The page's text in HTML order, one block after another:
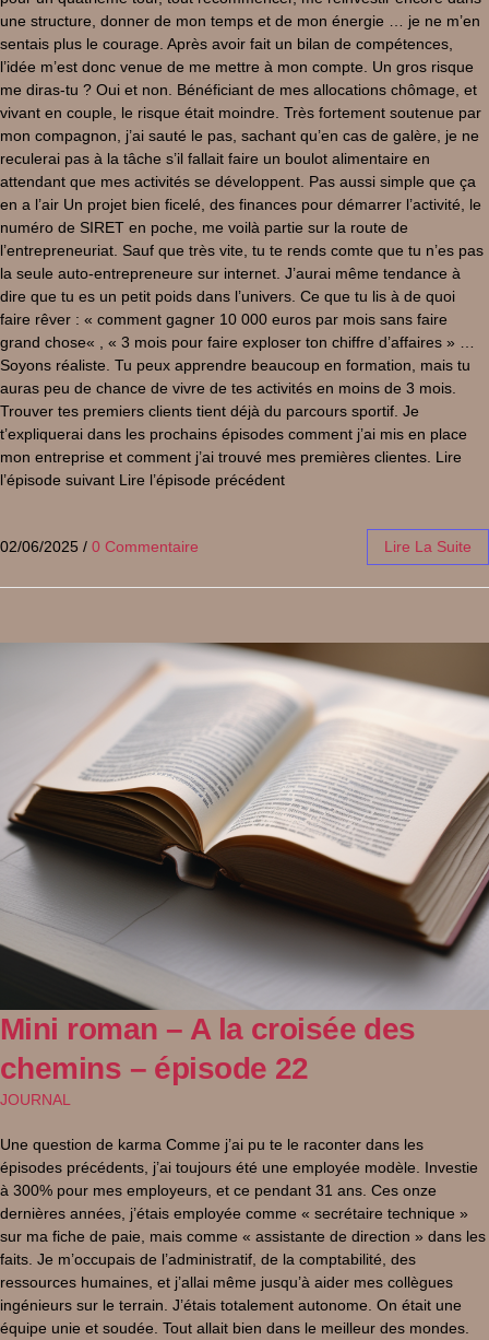
une structure, donner de mon temps et de mon énergie … je ne m’en
sentais plus le courage. Après avoir fait un bilan de compétences,
l’idée m’est donc venue de me mettre à mon compte. Un gros risque
me diras-tu ? Oui et non. Bénéficiant de mes allocations chômage, et
vivant en couple, le risque était moindre. Très fortement soutenue par
mon compagnon, j’ai sauté le pas, sachant qu’en cas de galère, je ne
reculerai pas à la tâche s’il fallait faire un boulot alimentaire en
attendant que mes activités se développent. Pas aussi simple que ça
en a l’air Un projet bien ficelé, des finances pour démarrer l’activité, le
numéro de SIRET en poche, me voilà partie sur la route de
l’entrepreneuriat. Sauf que très vite, tu te rends comte que tu n’es pas
la seule auto-entrepreneure sur internet. J’aurai même tendance à
dire que tu es un petit poids dans l’univers. Ce que tu lis à de quoi
faire rêver : « comment gagner 10 000 euros par mois sans faire
grand chose« , « 3 mois pour faire exploser ton chiffre d’affaires » …
Soyons réaliste. Tu peux apprendre beaucoup en formation, mais tu
auras peu de chance de vivre de tes activités en moins de 3 mois.
Trouver tes premiers clients tient déjà du parcours sportif. Je
t’expliquerai dans les prochains épisodes comment j’ai mis en place
mon entreprise et comment j’ai trouvé mes premières clientes. Lire
l’épisode suivant Lire l’épisode précédent
02/06/2025 / 0 Commentaire Lire La Suite
Mini roman – A la croisée des
chemins – épisode 22
JOURNAL
Une question de karma Comme j’ai pu te le raconter dans les
épisodes précédents, j’ai toujours été une employée modèle. Investie
à 300% pour mes employeurs, et ce pendant 31 ans. Ces onze
dernières années, j’étais employée comme « secrétaire technique »
sur ma fiche de paie, mais comme « assistante de direction » dans les
faits. Je m’occupais de l’administratif, de la comptabilité, des
ressources humaines, et j’allai même jusqu’à aider mes collègues
ingénieurs sur le terrain. J’étais totalement autonome. On était une
équipe unie et soudée. Tout allait bien dans le meilleur des mondes.